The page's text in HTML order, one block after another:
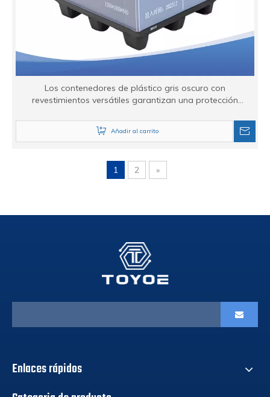
Los contenedores de plástico gris oscuro con
revestimientos versátiles garantizan una protección
Añadir al carrito
1 2 »
Enlaces rápidos